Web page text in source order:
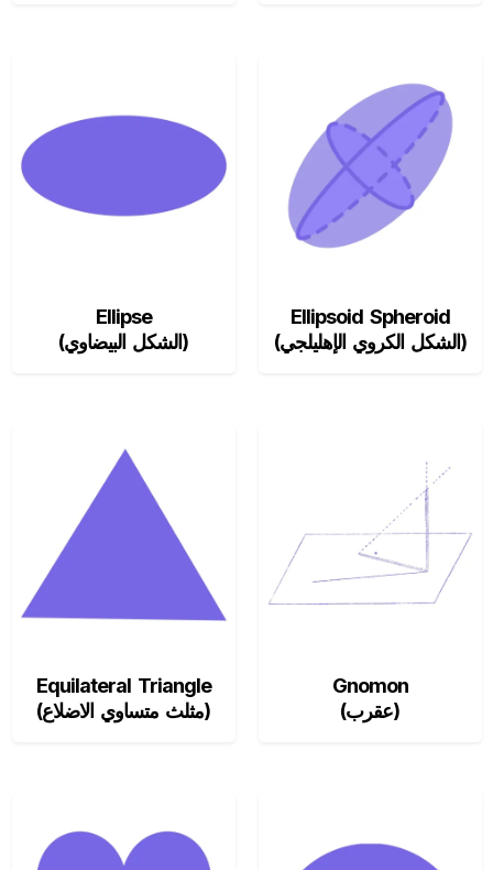
Ellipse
(الشكل البيضاوي)
Ellipsoid Spheroid
(الشكل الكروي الإهليلجي)
Equilateral Triangle
(مثلث متساوي الاضلاع)
Gnomon
(عقرب)